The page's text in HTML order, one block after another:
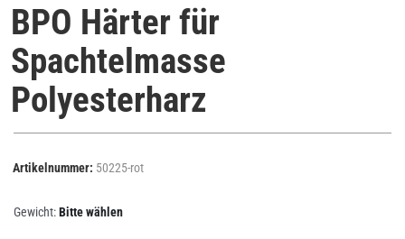
BPO Härter für
Spachtelmasse
Polyesterharz
Artikelnummer: 50225-rot
Gewicht:Bitte wählen